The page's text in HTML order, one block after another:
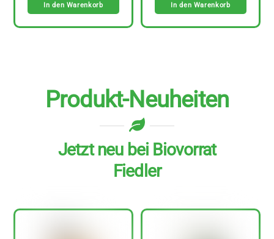
In den Warenkorb In den Warenkorb
Produkt-Neuheiten
Jetzt neu bei Biovorrat
Fiedler